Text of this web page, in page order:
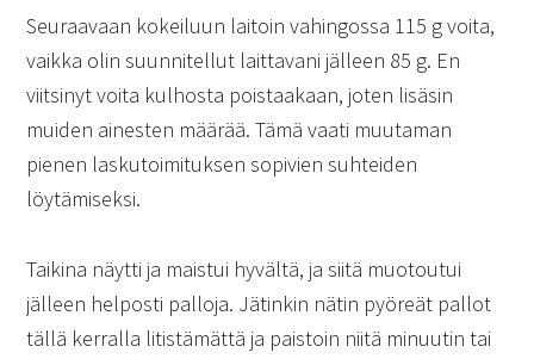
Seuraavaan kokeiluun laitoin vahingossa 115 g voita,
vaikka olin suunnitellut laittavani jälleen 85 g. En
viitsinyt voita kulhosta poistaakaan, joten lisäsin
muiden ainesten määrää. Tämä vaati muutaman
pienen laskutoimituksen sopivien suhteiden
löytämiseksi.
Taikina näytti ja maistui hyvältä, ja siitä muotoutui
jälleen helposti palloja. Jätinkin nätin pyöreät pallot
tällä kerralla litistämättä ja paistoin niitä minuutin tai